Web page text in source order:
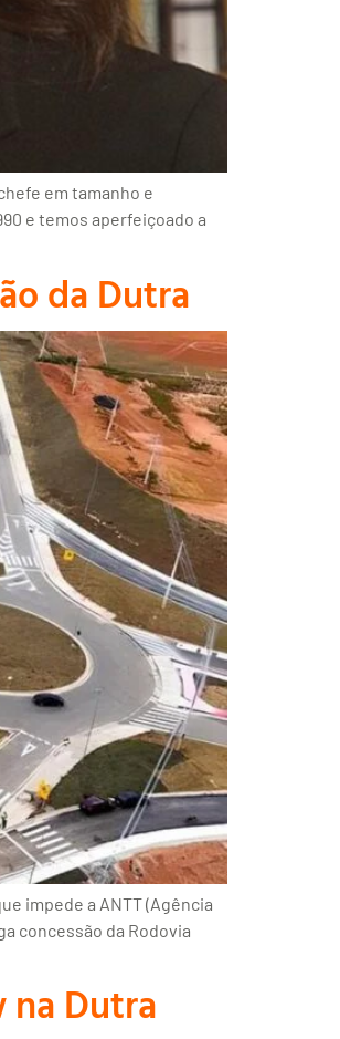
em tamanho e
e temos aperfeiçoado a
da Dutra
impede a ANTT (Agência
concessão da Rodovia
na Dutra